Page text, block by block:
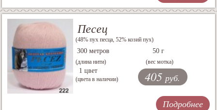
Песец
(48% пух песца, 52% козий пух)
300 метров
(длина нити)
50 г
(вес мотка)
1 цвет
(цвета в наличии) 405 руб.
Подробнее